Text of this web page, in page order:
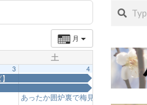
月
土
3 4
あったか囲炉裏で梅見
Search